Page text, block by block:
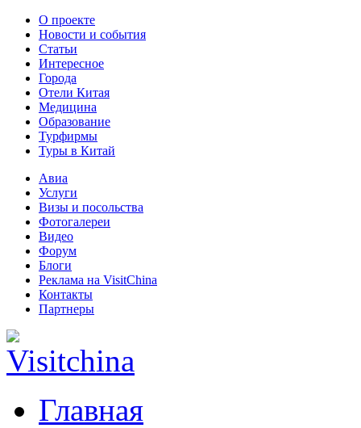
О проекте
Новости и события
Статьи
Интересное
Города
Отели Китая
Медицина
Образование
Турфирмы
Туры в Китай
Авиа
Услуги
Визы и посольства
Фотогалереи
Видео
Форум
Блоги
Реклама на VisitChina
Контакты
Партнеры
Главная